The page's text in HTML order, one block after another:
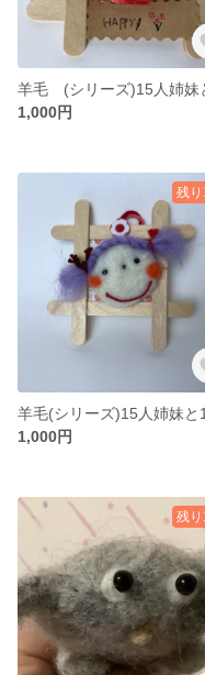
1,000円
残り
1,000円
残り